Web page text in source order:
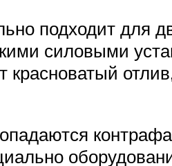
подходит для
силовыми